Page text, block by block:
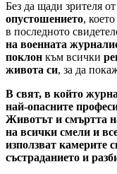
Без да щади зрителя
опустошението,
в последното
на военната
поклон към всички
живота си, за да
В свят, в който
най-опасните
Животът и смъртта
на всички смели и
използват камерите
състраданието и